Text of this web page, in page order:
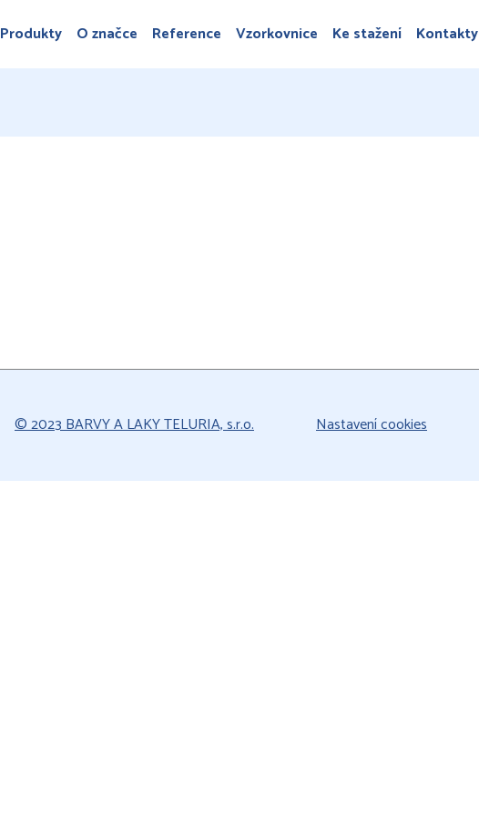
Produkty O značce Reference Vzorkovnice Ke stažení Kontakty
© 2023 BARVY A LAKY TELURIA, s.r.o. Nastavení cookies